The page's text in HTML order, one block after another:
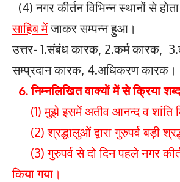
(4) नगर कीर्तन विभिन्न स्थानों से
साहिब मेंजाकर सम्पन्न हुआ।
उत्तर- 1.संबंध कारक, 2.कर्म कारक,
सम्प्रदान कारक, 4.अधिकरण कारक।
6. निम्नलिखित वाक्यों में से क्रिया
(1) मुझे इसमें अतीव आनन्द व शांति
(2) श्रद्धालुओं द्वारा गुरुपर्व बड़ी
(3) गुरुपर्व से दो दिन पहले नगर
किया गया।